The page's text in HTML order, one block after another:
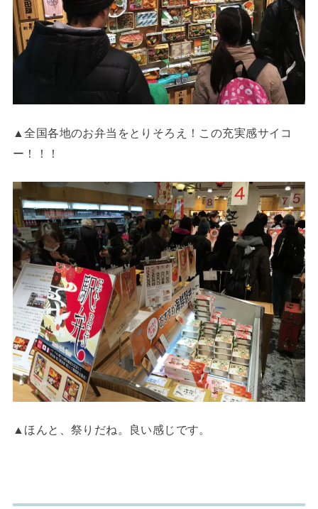
▲全国各地のお弁当をとりそろえ！この充実感サイコ
ー！！！
▲ほんと、祭りだね。良い感じです。